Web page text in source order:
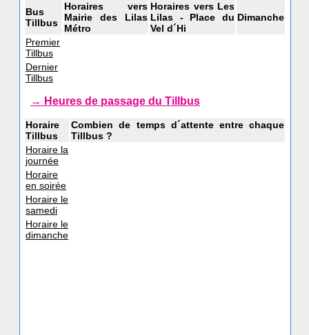
Bus
Tillbus
Horaires vers
Mairie des Lilas
Métro
Horaires vers Les
Lilas - Place du
Vel d´Hi
Dimanche
Premier
Tillbus
Dernier
Tillbus
→ Heures de passage du Tillbus
Horaire
Tillbus
Combien de temps d´attente entre chaque
Tillbus ?
Horaire la
journée
Horaire
en soirée
Horaire le
samedi
Horaire le
dimanche